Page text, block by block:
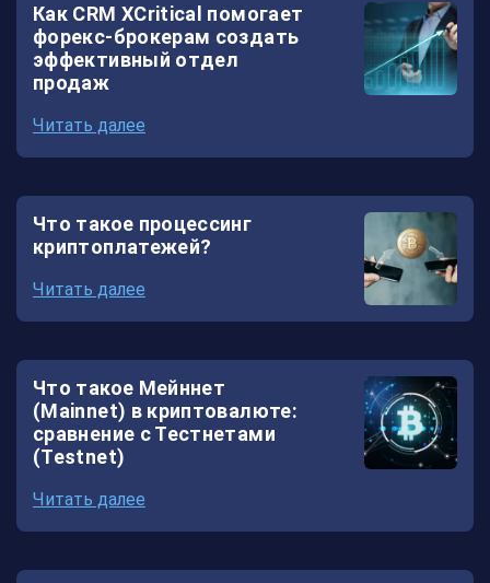
Как CRM XCritical помогает
форекс-брокерам создать
эффективный отдел
продаж
Читать далее
Что такое процессинг
криптоплатежей?
Читать далее
Что такое Мейннет
(Mainnet) в криптовалюте:
сравнение с Тестнетами
(Testnet)
Читать далее